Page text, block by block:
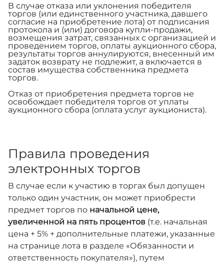
В случае отказа или уклонения победителя
торгов (или единственного участника, давшего
согласие на приобретение лота) от подписания
протокола и (или) договора купли-продажи,
возмещения затрат, связанных с организацией и
проведением торгов, оплаты аукционного сбора,
результаты торгов аннулируются, внесенный им
задаток возврату не подлежит, а включается в
состав имущества собственника предмета
торгов.
Отказ от приобретения предмета торгов не
освобождает победителя торгов от уплаты
аукционного сбора (оплата услуг аукциониста).
Правила проведения
электронных торгов
В случае если к участию в торгах был допущен
только один участник, он может приобрести
предмет торгов по начальной цене,
увеличенной на пять процентов (т.е. начальная
цена + 5% + дополнительные платежи, указанные
на странице лота в разделе «Обязанности и
ответственность покупателя»), путем